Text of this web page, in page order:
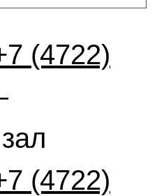
(4722)
(4722)